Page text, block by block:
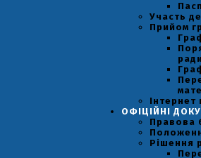
Участь
Прийом
ради
Інтернет
ОФІЦІЙНІ
Правова
Рішення